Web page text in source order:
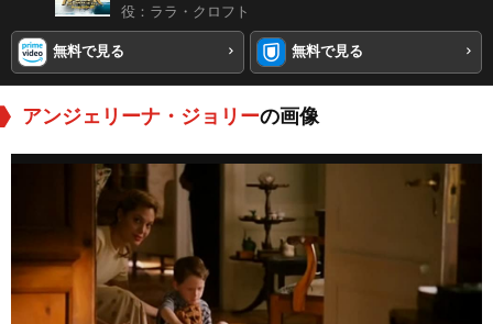
役：ララ・クロフト
無料で見る 無料で見る
アンジェリーナ・ジョリーの画像